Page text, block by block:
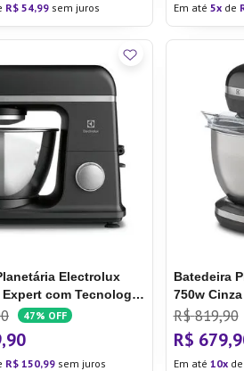
R$ 54,99sem juros Em até 5 de
Electrolux
Expert com Tecnologia
System (KMP70)
47% OFF
,90
R$ 150,99sem juros
Batedeira
750w
Tigela Inox
R$ 819,90
R$ 679,
Em até 10 de